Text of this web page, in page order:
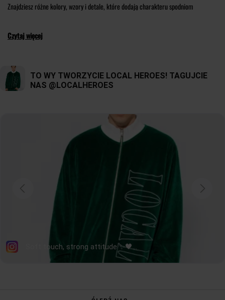
Znajdziesz różne kolory, wzory i detale, które dodają charakteru spodniom
subtelnego haftu. Dresy są nie tylko wygodne, ale również świetnie prezentują się
jako element modnych, casualowych outfitów. Doskonale łączą styl z
spotkanie ze znajomymi. Możesz je zestawiać z różnymi górami, takimi jak bluzki,
swetry
czy koszulki , tworząc różnorodne, niezobowiązujące stylizacje. Niezależnie
od Twojego gustu i preferencji, w Local Heroes Store znajdziesz damskie spodnie
stylowym ubraniu, które podkreśli Twój indywidualny charakter i pozwoli czuć się
Czytaj więcej